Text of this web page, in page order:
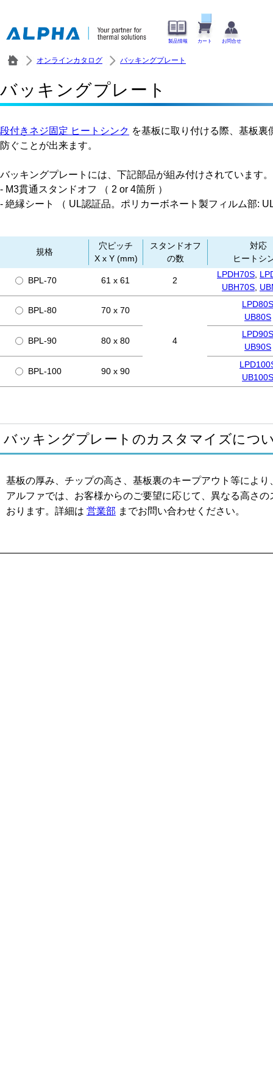
製品情報 カート お問合せ
オンラインカタログ バッキングプレート
バッキングプレート
段付きネジ固定 ヒートシンク を基板に取り付ける際、基板
防ぐことが出来ます。
バッキングプレートには、下記部品が組み付けされています。
- M3貫通スタンドオフ （ 2 or 4箇所 ）
- 絶縁シート （ UL認証品。ポリカーボネート製フィルム部:
規格
穴ピッチ
X x Y (mm)
スタンドオフ
の数
対応
ヒートシ
BPL-70 61 x 61 2
LPDH70S
UBH70S
BPL-80 70 x 70
4
LPD80S
UB80S
BPL-90 80 x 80
LPD90S
UB90S
BPL-100 90 x 90
UB100S
バッキングプレートのカスタマイズにつ
基板の厚み、チップの高さ、基板裏のキープアウト等によ
アルファでは、お客様からのご要望に応じて、異なる高さ
おります。詳細は 営業部 までお問い合わせください。